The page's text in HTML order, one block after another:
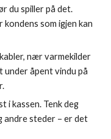
du spiller på det.
som igjen kan
nær varmekilder
under åpent vindu på
i kassen. Tenk deg
andre steder – er det